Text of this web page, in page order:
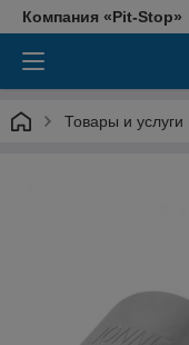
Компания «Pit-Stop»
Товары и услуги